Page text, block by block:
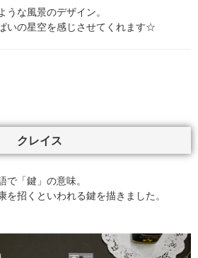
うな風景のデザイン。
いの星空を感じさせてくれます☆
クレイス
で「鍵」の意味。
を招くといわれる鍵を描きました。